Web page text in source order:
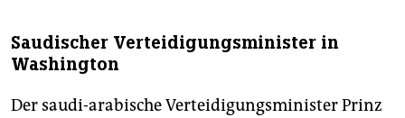
Saudischer Verteidigungsminister in
Washington
Der saudi-arabische Verteidigungsminister Prinz